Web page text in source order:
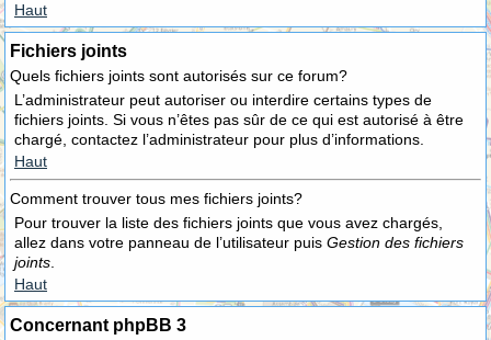
Haut
Fichiers joints
Quels fichiers joints sont autorisés sur ce forum?
L’administrateur peut autoriser ou interdire certains types de
fichiers joints. Si vous n’êtes pas sûr de ce qui est autorisé à être
chargé, contactez l’administrateur pour plus d’informations.
Haut
Comment trouver tous mes fichiers joints?
Pour trouver la liste des fichiers joints que vous avez chargés,
allez dans votre panneau de l’utilisateur puis Gestion des fichiers
joints
Haut
Concernant phpBB 3